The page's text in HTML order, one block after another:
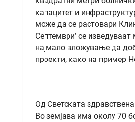
капацитет и
може да се растовари
Септември’ се
најмало вложување да
проекти, како на пример
Од Светската
Во земјава има околу 70